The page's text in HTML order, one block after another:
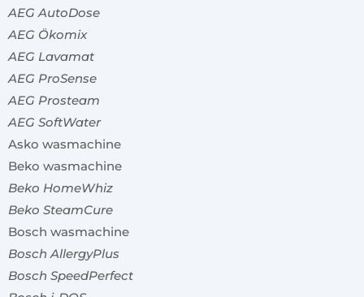
AEG AutoDose
AEG Ökomix
AEG Lavamat
AEG ProSense
AEG Prosteam
AEG SoftWater
Asko wasmachine
Beko wasmachine
Beko HomeWhiz
Beko SteamCure
Bosch wasmachine
Bosch AllergyPlus
Bosch SpeedPerfect